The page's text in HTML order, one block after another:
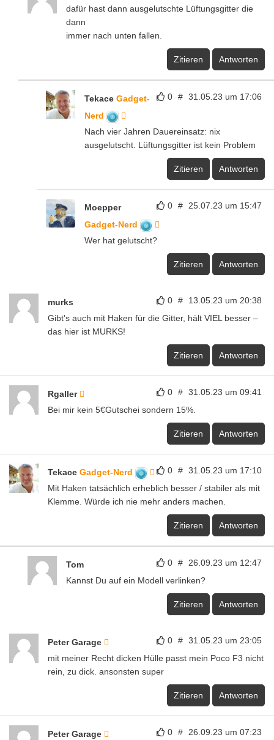
dafür hast dann ausgelutschte Lüftungsgitter die
dann
immer nach unten fallen.
Zitieren Antworten
0 # 31.05.23 um 17:06
Tekace Gadget-
Nerd
Nach vier Jahren Dauereinsatz: nix
ausgelutscht. Lüftungsgitter ist kein Problem
Zitieren Antworten
0 # 25.07.23 um 15:47
Moepper
Gadget-Nerd
Wer hat gelutscht?
Zitieren Antworten
0 # 13.05.23 um 20:38
murks
Gibt's auch mit Haken für die Gitter, hält VIEL besser –
das hier ist MURKS!
Zitieren Antworten
0 # 31.05.23 um 09:41
Rgaller
Bei mir kein 5€Gutschei sondern 15%.
Zitieren Antworten
0 # 31.05.23 um 17:10
Tekace Gadget-Nerd
Mit Haken tatsächlich erheblich besser / stabiler als mit
Klemme. Würde ich nie mehr anders machen.
Zitieren Antworten
0 # 26.09.23 um 12:47
Tom
Kannst Du auf ein Modell verlinken?
Zitieren Antworten
0 # 31.05.23 um 23:05
Peter Garage
mit meiner Recht dicken Hülle passt mein Poco F3 nicht
rein, zu dick. ansonsten super
Zitieren Antworten
0 # 26.09.23 um 07:23
Peter Garage